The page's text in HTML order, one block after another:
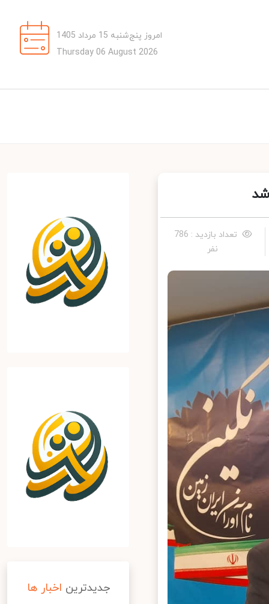
امروز پنج‌شنبه 15 مرداد 1405
Thursday 06 August 2026
تعداد بازدید : 786
نفر
جدیدترین اخبار ها